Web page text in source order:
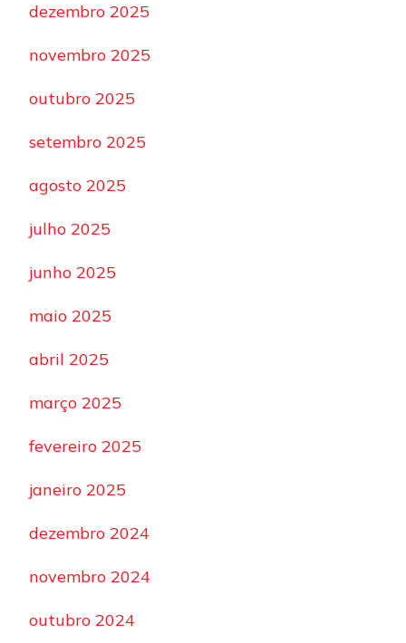
dezembro 2025
novembro 2025
outubro 2025
setembro 2025
agosto 2025
julho 2025
junho 2025
maio 2025
abril 2025
março 2025
fevereiro 2025
janeiro 2025
dezembro 2024
novembro 2024
outubro 2024